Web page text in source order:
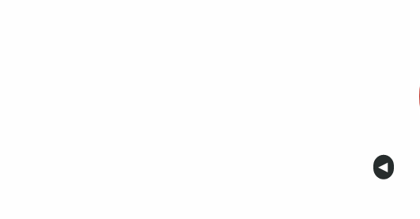
Anterior
◀︎